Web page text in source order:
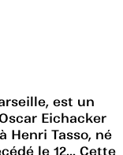
est un
Eichacker
Henri Tasso, né
le 12... Cette